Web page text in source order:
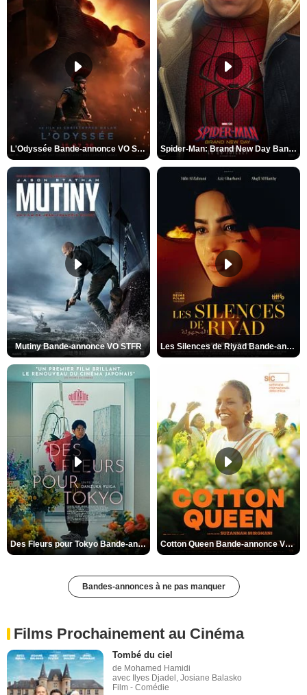
L'Odyssée Bande-annonce VO STFR Spider-Man: Brand New Day Bande-annonce VO STFR
Mutiny Bande-annonce VO STFR Les Silences de Riyad Bande-annonce VO STFR
Des Fleurs pour Tokyo Bande-annonce VO STFR Cotton Queen Bande-annonce VO STFR
Bandes-annonces à ne pas manquer
Films Prochainement au Cinéma
Tombé du ciel
de Mohamed Hamidi
avec Ilyes Djadel, Josiane Balasko
Film - Comédie